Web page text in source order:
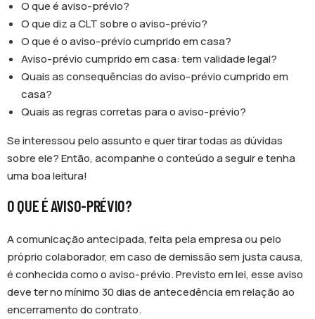
O que é aviso-prévio?
O que diz a CLT sobre o aviso-prévio?
O que é o aviso-prévio cumprido em casa?
Aviso-prévio cumprido em casa: tem validade legal?
Quais as consequências do aviso-prévio cumprido em
casa?
Quais as regras corretas para o aviso-prévio?
Se interessou pelo assunto e quer tirar todas as dúvidas
sobre ele? Então, acompanhe o conteúdo a seguir e tenha
uma boa leitura!
O QUE É AVISO-PRÉVIO?
A comunicação antecipada, feita pela empresa ou pelo
próprio colaborador, em caso de demissão sem justa causa,
é conhecida como o aviso-prévio. Previsto em lei, esse aviso
deve ter no mínimo 30 dias de antecedência em relação ao
encerramento do contrato.